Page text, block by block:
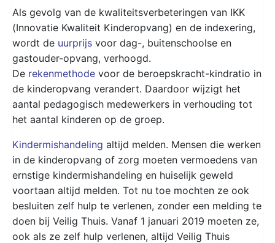
Als gevolg van de kwaliteitsverbeteringen van IKK
(Innovatie Kwaliteit Kinderopvang) en de indexering,
wordt de uurprijs voor dag-, buitenschoolse en
gastouder-opvang, verhoogd.
De rekenmethode voor de beroepskracht-kindratio in
de kinderopvang verandert. Daardoor wijzigt het
aantal pedagogisch medewerkers in verhouding tot
het aantal kinderen op de groep.
Kindermishandeling altijd melden. Mensen die werken
in de kinderopvang of zorg moeten vermoedens van
ernstige kindermishandeling en huiselijk geweld
voortaan altijd melden. Tot nu toe mochten ze ook
besluiten zelf hulp te verlenen, zonder een melding te
doen bij Veilig Thuis. Vanaf 1 januari 2019 moeten ze,
ook als ze zelf hulp verlenen, altijd Veilig Thuis